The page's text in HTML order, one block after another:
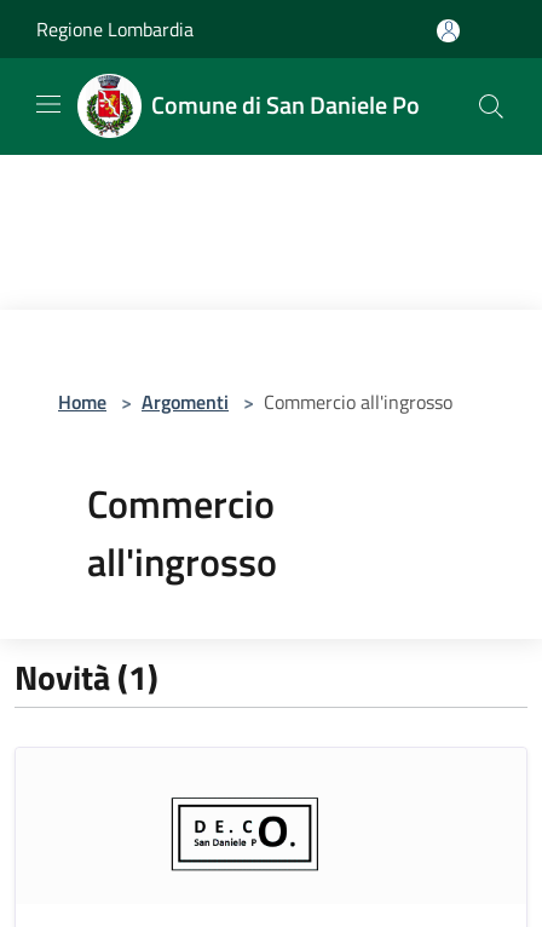
Regione Lombardia
Comune di San Daniele Po
Home > Argomenti > Commercio all'ingrosso
Commercio
all'ingrosso
Novità (1)